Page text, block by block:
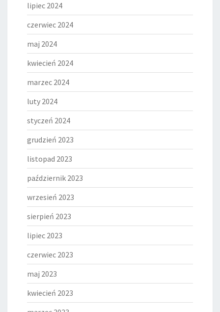
lipiec 2024
czerwiec 2024
maj 2024
kwiecień 2024
marzec 2024
luty 2024
styczeń 2024
grudzień 2023
listopad 2023
październik 2023
wrzesień 2023
sierpień 2023
lipiec 2023
czerwiec 2023
maj 2023
kwiecień 2023